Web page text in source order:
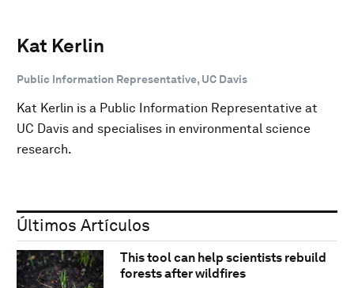
Kat Kerlin
Public Information Representative, UC Davis
Kat Kerlin is a Public Information Representative at
UC Davis and specialises in environmental science
research.
Últimos Artículos
This tool can help scientists rebuild
forests after wildfires